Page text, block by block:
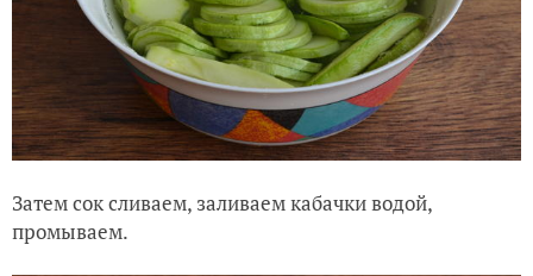
Затем сок сливаем, заливаем кабачки водой,
промываем.